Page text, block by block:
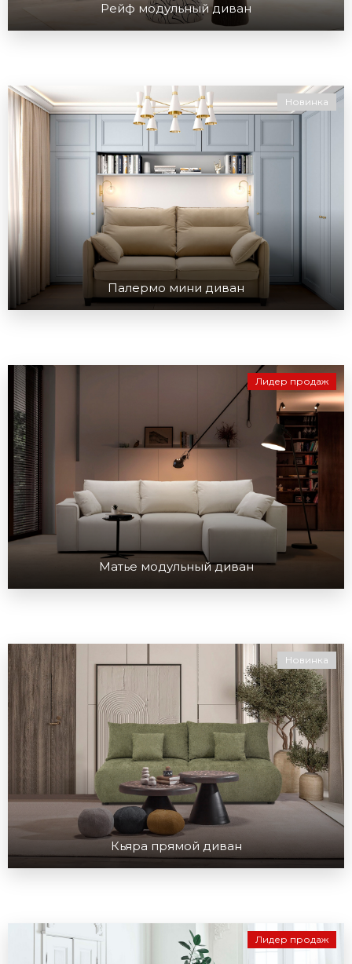
Рейф модульный диван
Новинка
Палермо мини диван
Лидер продаж
Матье модульный диван
Новинка
Кьяра прямой диван
Лидер продаж